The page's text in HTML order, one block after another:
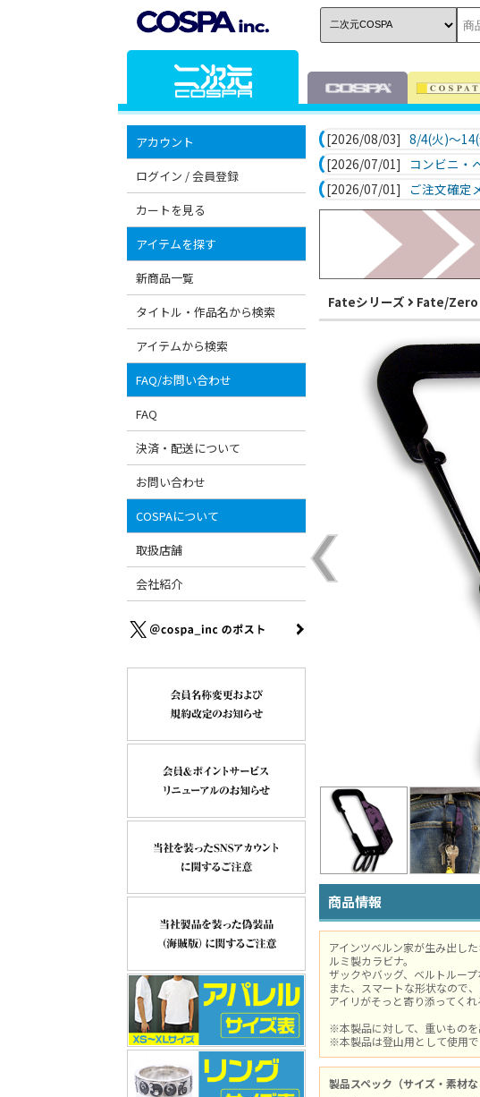
アカウント
ログイン / 会員登録
カートを見る
アイテムを探す
新商品一覧
タイトル・作品名から検索
アイテムから検索
FAQ/お問い合わせ
FAQ
決済・配送について
お問い合わせ
COSPAについて
取扱店舗
会社紹介
[2026/08/03] 8/4(火)～
[2026/07/01]
コンビニ・
[2026/07/01]
ご注文確定
Fateシリーズ Fate/Zero
商品情報
アインツベルン家が生み出し
ルミ製カラビナ。
ザックやバッグ、ベルトルー
また、スマートな形状なので
アイリがそっと寄り添ってく
※本製品に対して、重いものを
※本製品は登山用として使用で
製品スペック（サイズ・素材な